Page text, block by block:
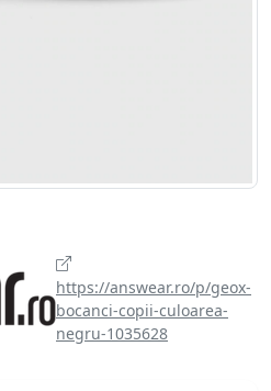
https://answear.ro/p/geox-
bocanci-copii-culoarea-
negru-1035628